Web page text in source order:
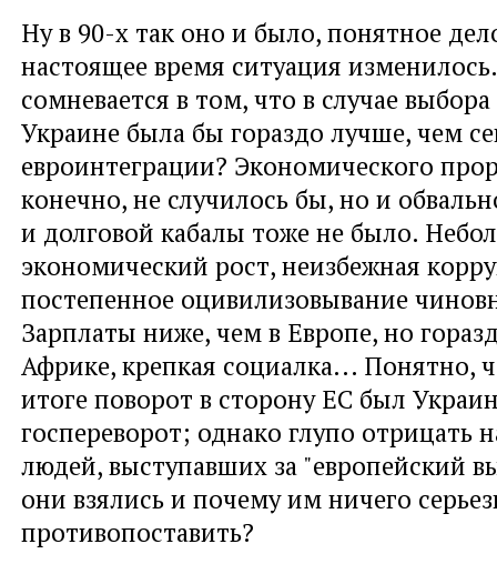
Ну в 90-х так оно и было, понятное
настоящее время ситуация
сомневается в том, что в случае
Украине была бы гораздо лучше, чем
евроинтеграции? Экономического
конечно, не случилось бы, но и
и долговой кабалы тоже не было.
экономический рост, неизбежная
постепенное оцивилизовывание
Зарплаты ниже, чем в Европе, но
Африке, крепкая социалка... Понятно,
итоге поворот в сторону ЕС был
госпереворот; однако глупо отрицать
людей, выступавших за "европейский
они взялись и почему им ничего
противопоставить?